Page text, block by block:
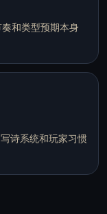
和类型预期本身
诗系统和玩家习惯